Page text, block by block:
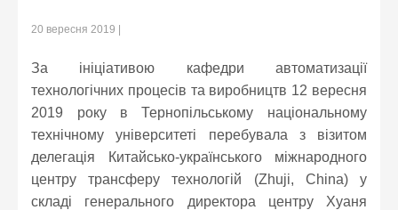
20 вересня 2019
За ініціативою кафедри автоматизації
технологічних процесів та виробництв 12 вересня
2019 року в Тернопільському національному
технічному університеті перебувала з візитом
делегація Китайсько-українського міжнародного
центру трансферу технологій (Zhuji, China) у
складі генерального директора центру Хуаня